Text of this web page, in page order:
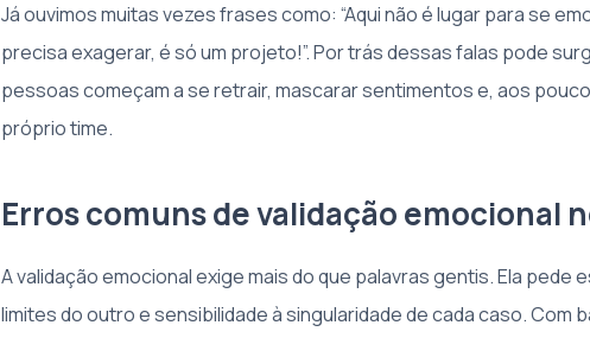
Já ouvimos muitas vezes frases como: “Aqui não é lugar para se
precisa exagerar, é só um projeto!”. Por trás dessas falas pode
pessoas começam a se retrair, mascarar sentimentos e, aos
próprio time.
Erros comuns de validação emocional
A validação emocional exige mais do que palavras gentis. Ela pede
limites do outro e sensibilidade à singularidade de cada caso. Com